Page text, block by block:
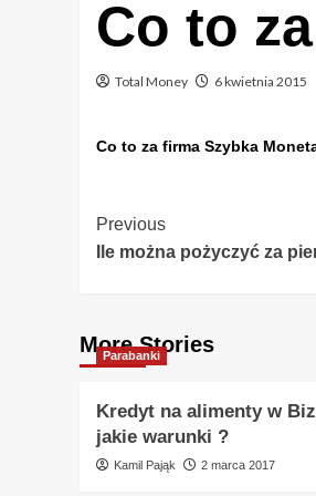
Co to
Total Money 6 kwietnia 2015
Co to za firma Szybka
Post
Navigation
Previous
Ile można pożyczyć za
More Stories
Parabanki
Kredyt na alimenty w
jakie warunki ?
Kamil Pająk 2 marca 2017